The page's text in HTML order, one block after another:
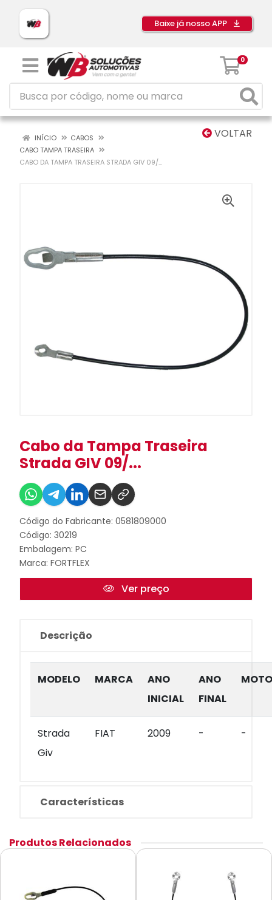
Baixe já nosso APP
0
VOLTAR
INÍCIO
CABOS
CABO TAMPA TRASEIRA
CABO DA TAMPA TRASEIRA STRADA GIV 09/...
Cabo da Tampa Traseira
Strada GIV 09/...
Código do Fabricante: 0581809000
Código: 30219
Embalagem: PC
Marca: FORTFLEX
Ver preço
Descrição
MODELO MARCA
ANO
INICIAL
ANO
FINAL
Strada
Giv
FIAT 2009 - -
Características
Produtos Relacionados